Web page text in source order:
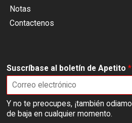
Notas
Contactenos
Suscríbase al boletín de Apetito *
Y no te preocupes, ¡también
de baja en cualquier momento.